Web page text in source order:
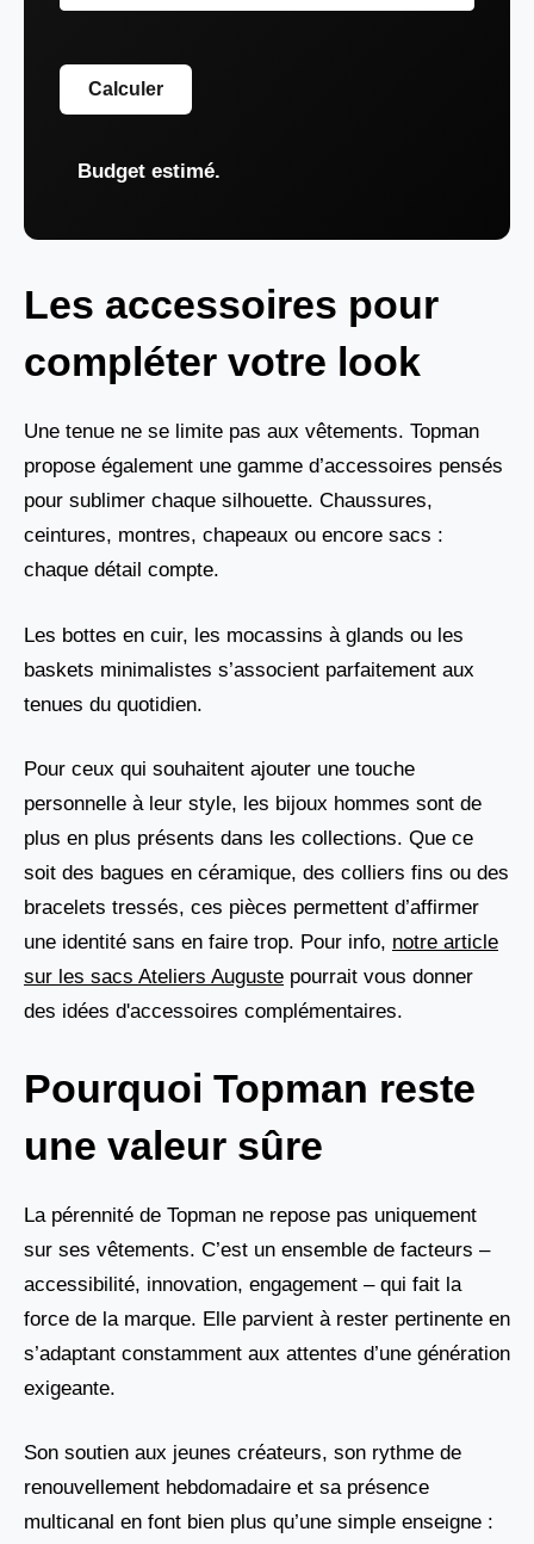
Calculer
Budget estimé.
Les accessoires pour
compléter votre look
Une tenue ne se limite pas aux vêtements. Topman
propose également une gamme d’accessoires pensés
pour sublimer chaque silhouette. Chaussures,
ceintures, montres, chapeaux ou encore sacs :
chaque détail compte.
Les bottes en cuir, les mocassins à glands ou les
baskets minimalistes s’associent parfaitement aux
tenues du quotidien.
Pour ceux qui souhaitent ajouter une touche
personnelle à leur style, les bijoux hommes sont de
plus en plus présents dans les collections. Que ce
soit des bagues en céramique, des colliers fins ou des
bracelets tressés, ces pièces permettent d’affirmer
une identité sans en faire trop. Pour info, notre article
sur les sacs Ateliers Auguste pourrait vous donner
des idées d'accessoires complémentaires.
Pourquoi Topman reste
une valeur sûre
La pérennité de Topman ne repose pas uniquement
sur ses vêtements. C’est un ensemble de facteurs –
accessibilité, innovation, engagement – qui fait la
force de la marque. Elle parvient à rester pertinente en
s’adaptant constamment aux attentes d’une génération
exigeante.
Son soutien aux jeunes créateurs, son rythme de
renouvellement hebdomadaire et sa présence
multicanal en font bien plus qu’une simple enseigne :